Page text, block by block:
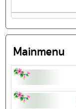
Mainmenu